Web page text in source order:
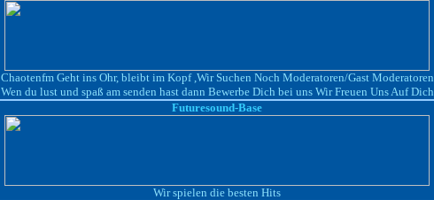
Chaotenfm Geht ins Ohr, bleibt im Kopf ,Wir Suchen Noch Moderatoren/Gast Moderatoren
Wen du lust und spaß am senden hast dann Bewerbe Dich bei uns Wir Freuen Uns Auf Dich
Futuresound-Base
Wir spielen die besten Hits